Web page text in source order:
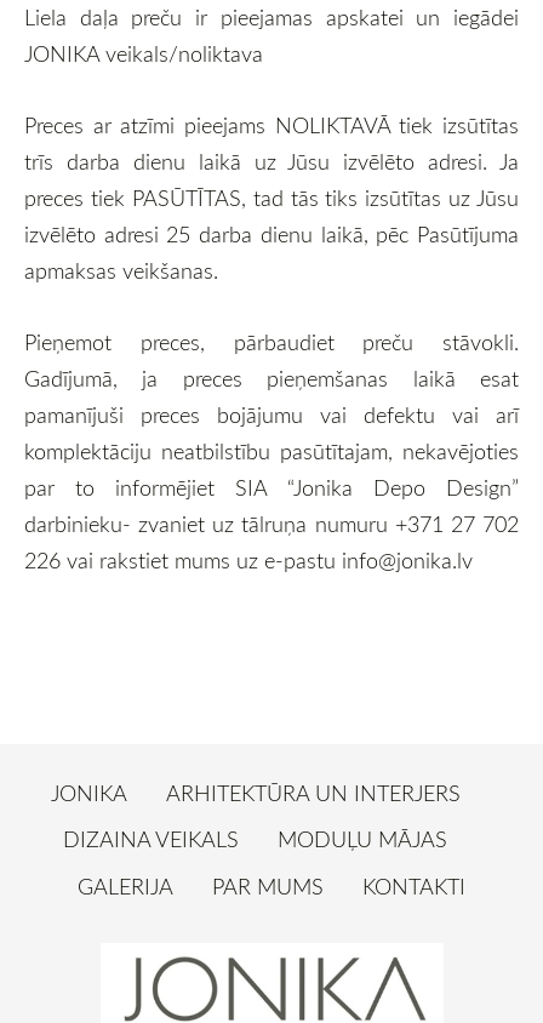
Liela daļa preču ir pieejamas apskatei un iegādei
JONIKA veikals/noliktava
Preces ar atzīmi pieejams NOLIKTAVĀ tiek izsūtītas
trīs darba dienu laikā uz Jūsu izvēlēto adresi. Ja
preces tiek PASŪTĪTAS, tad tās tiks izsūtītas uz Jūsu
izvēlēto adresi 25 darba dienu laikā, pēc Pasūtījuma
apmaksas veikšanas.
Pieņemot preces, pārbaudiet preču stāvokli.
Gadījumā, ja preces pieņemšanas laikā esat
pamanījuši preces bojājumu vai defektu vai arī
komplektāciju neatbilstību pasūtītajam, nekavējoties
par to informējiet SIA “Jonika Depo Design”
darbinieku- zvaniet uz tālruņa numuru +371 27 702
226 vai rakstiet mums uz e-pastu info@jonika.lv
JONIKA
ARHITEKTŪRA UN INTERJERS
DIZAINA VEIKALS
MODUĻU MĀJAS
GALERIJA
PAR MUMS KONTAKTI